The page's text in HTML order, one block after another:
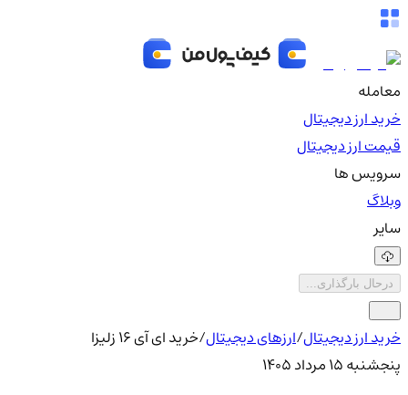
معامله
خرید ارز دیجیتال
قیمت ارز دیجیتال
سرویس ها
وبلاگ
سایر
درحال بارگذاری...
خرید ارز دیجیتال/ارزهای دیجیتال/خرید ای آی 16 زلیزا
پنجشنبه ۱۵ مرداد ۱۴۰۵